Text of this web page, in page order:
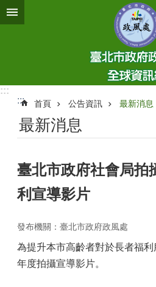
跳到主要內容區塊
:::
:::
首頁 公告資訊 最新消息
最新消息
臺北市政府社會局拍
利宣導影片
發布機關：臺北市政府政風處
為提升本市高齡者對於長者福
年度拍攝宣導影片。